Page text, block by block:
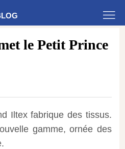
le Petit Prince
Iltex fabrique des tissus.
gamme, ornée des